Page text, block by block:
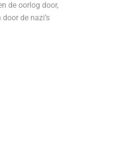
de oorlog door,
de nazi’s